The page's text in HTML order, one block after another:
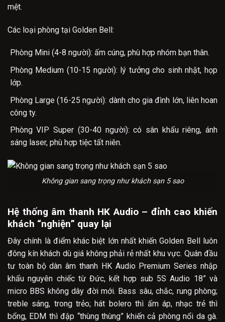
mệt.
Các loại phòng tại Golden Bell:
Phòng Mini (4-8 người): ấm cúng, phù hợp nhóm bạn thân.
Phòng Medium (10-15 người): lý tưởng cho sinh nhật, họp
lớp.
Phòng Large (16-25 người): dành cho gia đình lớn, liên hoan
công ty.
Phòng VIP Super (30-40 người): có sân khấu riêng, ánh
sáng laser, phù hợp tiệc tất niên.
Không gian sang trọng như khách sạn 5 sao
Hệ thống âm thanh HK Audio – đỉnh cao khiến
khách “nghiện” quay lại
Đây chính là điểm khác biệt lớn nhất khiến Golden Bell luôn
đông kín khách dù giá không phải rẻ nhất khu vực. Quán đầu
tư toàn bộ dàn âm thanh HK Audio Premium Series nhập
khẩu nguyên chiếc từ Đức, kết hợp sub 5S Audio 18” và
micro BBS không dây đời mới. Bass sâu, chắc, rung phòng;
treble sáng, trong trẻo; hát bolero thì ấm áp, nhạc trẻ thì
bổng, EDM thì đập “thùng thùng” khiến cả phòng nổi da gà.